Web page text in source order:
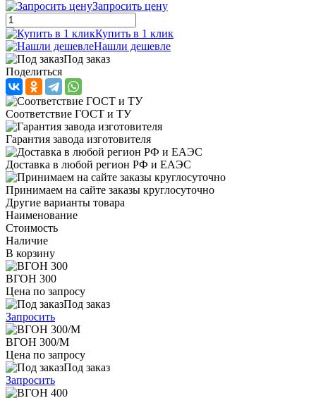
Запросить цену
Купить в 1 клик
Нашли дешевле
Под заказ
Поделиться
Соответствие ГОСТ и ТУ
Гарантия завода изготовителя
Доставка в любой регион РФ и ЕАЭС
Принимаем на сайте заказы круглосуточно
Другие варианты товара
Наименование
Стоимость
Наличие
В корзину
ВГОН 300
Цена по запросу
Под заказ
Запросить
ВГОН 300/M
Цена по запросу
Под заказ
Запросить